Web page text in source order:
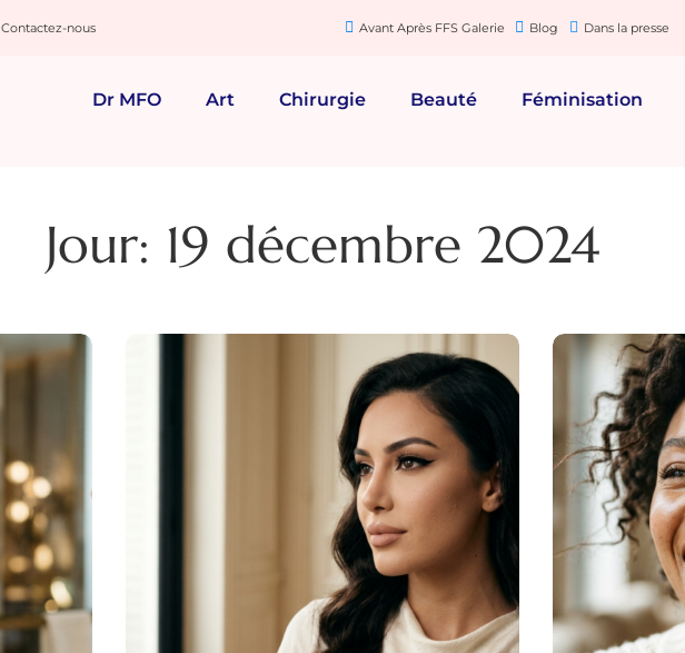
Contactez-nous Avant Après FFS Galerie Blog Dans la presse
Dr MFO Art Chirurgie Beauté Féminisation
Jour: 19 décembre 2024